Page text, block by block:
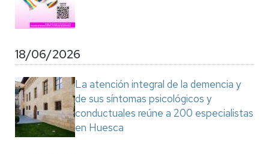
18/06/2026
La atención integral de la demencia y
de sus síntomas psicológicos y
conductuales reúne a 200 especialistas
en Huesca